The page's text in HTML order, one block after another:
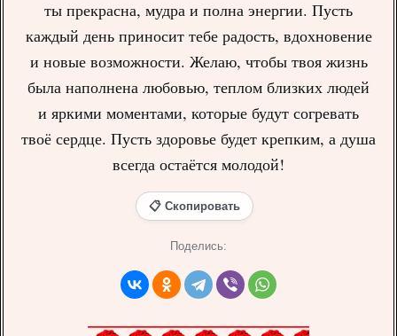
ты прекрасна, мудра и полна энергии. Пусть
каждый день приносит тебе радость, вдохновение
и новые возможности. Желаю, чтобы твоя жизнь
была наполнена любовью, теплом близких людей
и яркими моментами, которые будут согревать
твоё сердце. Пусть здоровье будет крепким, а душа
всегда остаётся молодой!
📋 Скопировать
Поделись: